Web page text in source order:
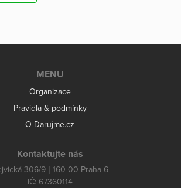
MENU
Organizace
Pravidla & podmínky
O Darujme.cz
Kontaktujte nás
306/9 | 160 00 Praha 6
IČ: 67360114